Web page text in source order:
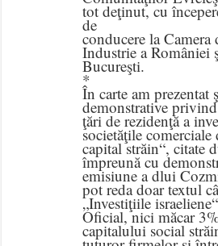
tot deţinut, cu
de
conducere la Camera
Industrie a
Bucureşti.
*
În carte am prezentat
demonstrative
ţări de rezidenţă a
societăţile
capital străin“, citate
împreună cu
emisiune a dlui
pot reda doar textul
„Investiţiile
Oficial, nici măcar
capitalului social